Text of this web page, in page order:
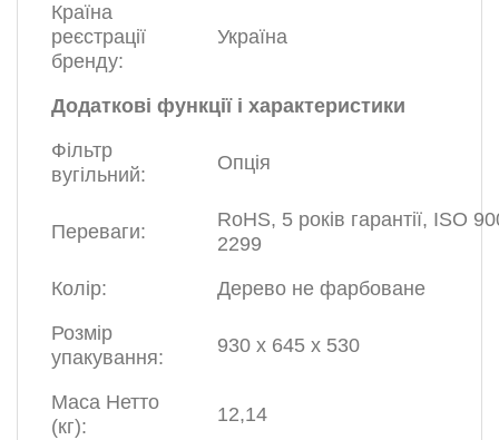
Країна
реєстрації
бренду:
Україна
Додаткові функції і характеристики
Фільтр
вугільний:
Опція
Переваги:
RoHS, 5 років гарантії, ISO
2299
Колір:
Дерево не фарбоване
Розмір
упакування:
930 х 645 х 530
Маса Нетто
(кг):
12,14